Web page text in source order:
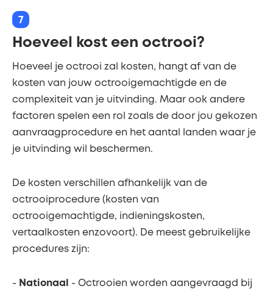
7
Hoeveel kost een octrooi?
Hoeveel je octrooi zal kosten, hangt af van de
kosten van jouw octrooigemachtigde en de
complexiteit van je uitvinding. Maar ook andere
factoren spelen een rol zoals de door jou gekozen
aanvraagprocedure en het aantal landen waar je
je uitvinding wil beschermen.
De kosten verschillen afhankelijk van de
octrooiprocedure (kosten van
octrooigemachtigde, indieningskosten,
vertaalkosten enzovoort). De meest gebruikelijke
procedures zijn:
- Nationaal
- Octrooien worden aangevraagd bij